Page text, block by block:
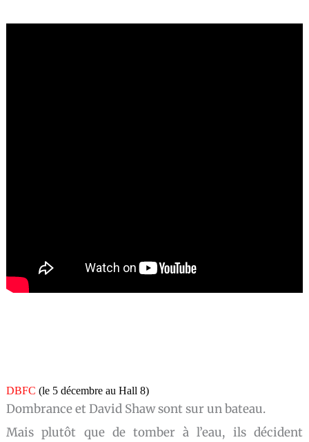
DBFC (le 5 décembre au Hall 8)
Dombrance et David Shaw sont sur un bateau.
Mais plutôt que de tomber à l’eau, ils décident